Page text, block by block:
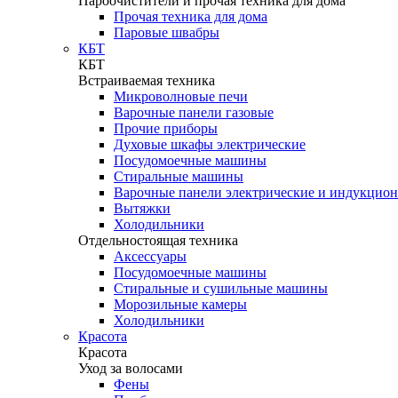
Прочая техника для дома
Паровые швабры
КБТ
КБТ
Встраиваемая техника
Микроволновые печи
Варочные панели газовые
Прочие приборы
Духовые шкафы электрические
Посудомоечные машины
Стиральные машины
Варочные панели электрические и
Вытяжки
Холодильники
Отдельностоящая техника
Аксессуары
Посудомоечные машины
Стиральные и сушильные машины
Морозильные камеры
Холодильники
Красота
Красота
Уход за волосами
Фены